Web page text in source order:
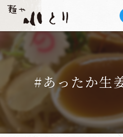
#あったか生